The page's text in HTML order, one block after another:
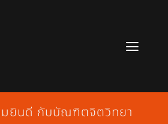
มยินดี กับบัณฑิตจิตวิทยา